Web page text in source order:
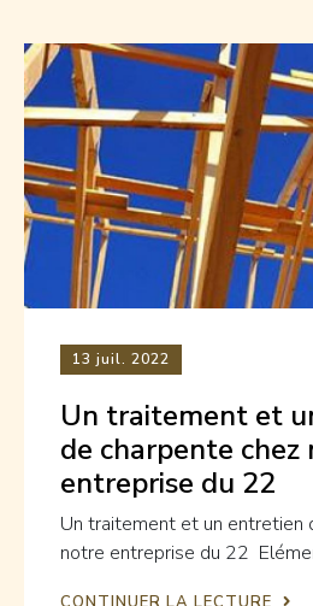
13 juil. 2022
Un traitement et
de charpente chez
entreprise du 22
Un traitement et un entretien
notre entreprise du 22